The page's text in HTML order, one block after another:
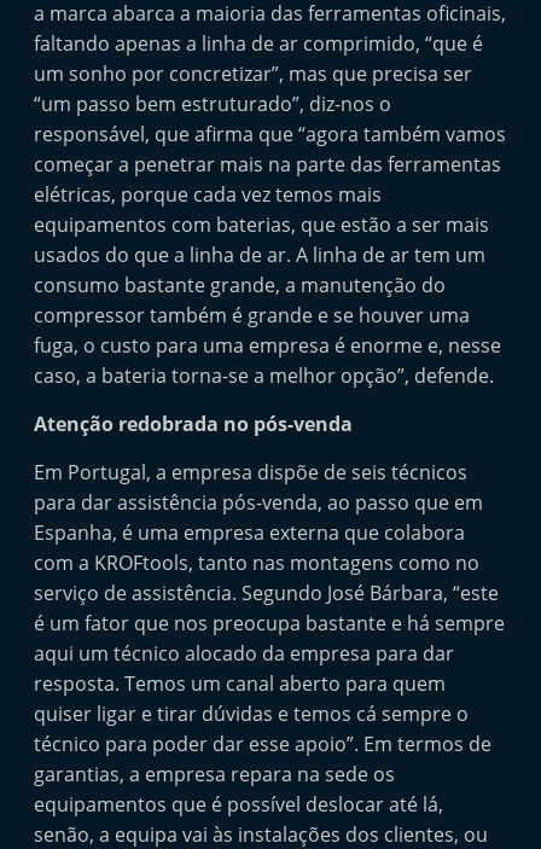
a marca abarca a maioria das ferramentas oficinais,
faltando apenas a linha de ar comprimido, “que é
um sonho por concretizar”, mas que precisa ser
“um passo bem estruturado”, diz-nos o
responsável, que afirma que “agora também vamos
começar a penetrar mais na parte das ferramentas
elétricas, porque cada vez temos mais
equipamentos com baterias, que estão a ser mais
usados do que a linha de ar. A linha de ar tem um
consumo bastante grande, a manutenção do
compressor também é grande e se houver uma
fuga, o custo para uma empresa é enorme e, nesse
caso, a bateria torna-se a melhor opção”, defende.
Atenção redobrada no pós-venda
Em Portugal, a empresa dispõe de seis técnicos
para dar assistência pós-venda, ao passo que em
Espanha, é uma empresa externa que colabora
com a KROFtools, tanto nas montagens como no
serviço de assistência. Segundo José Bárbara, “este
é um fator que nos preocupa bastante e há sempre
aqui um técnico alocado da empresa para dar
resposta. Temos um canal aberto para quem
quiser ligar e tirar dúvidas e temos cá sempre o
técnico para poder dar esse apoio”. Em termos de
garantias, a empresa repara na sede os
equipamentos que é possível deslocar até lá,
senão, a equipa vai às instalações dos clientes, ou